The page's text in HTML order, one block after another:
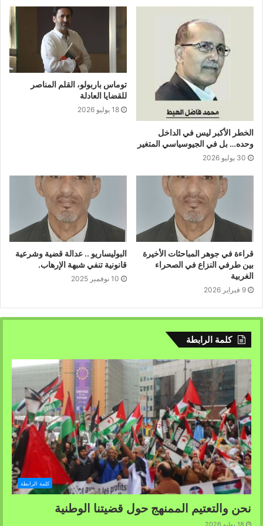
الخطر الأكبر ليس في الداخل
وحده… بل في الجيوسياسي المتغير
30 يوليو 2026
توماس باربولو، القلم المناصر
للقضايا العادلة
18 يوليو 2026
قراءة في جوهر المباحثات الأخيرة
بين طرفي النزاع في الصحراء
الغربية
9 فبراير 2026
البوليساريو .. عدالة قضية وشرعية
قانونية تنفي شبهة الإرهاب.
10 نوفمبر 2025
كلمة الرابطة
كلمة الرابطة
نحن والتعتيم الممنهج حول قضيتنا الوطنية
18 يوليو 2026